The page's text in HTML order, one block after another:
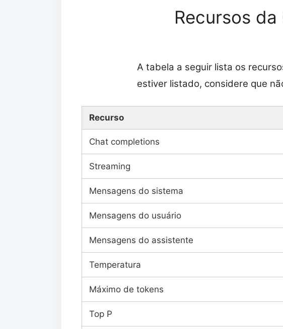
Recursos
A tabela a seguir lista os
estiver listado, considere que
Recurso
Chat completions
Streaming
Mensagens do sistema
Mensagens do usuário
Mensagens do assistente
Temperatura
Máximo de tokens
Top P